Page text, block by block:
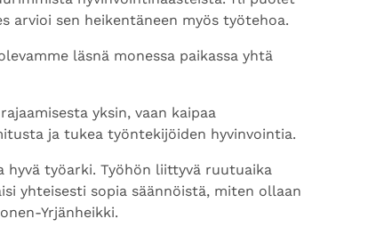
arvioi sen heikentäneen myös työtehoa.
läsnä monessa paikassa yhtä
yksin, vaan kaipaa
ja tukea työntekijöiden hyvinvointia.
hyvä työarki. Työhön liittyvä ruutuaika
yhteisesti sopia säännöistä, miten ollaan
Yrjänheikki.